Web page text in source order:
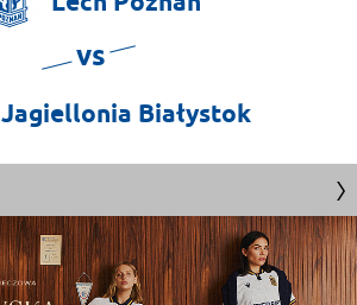
vs
Jagiellonia Białystok